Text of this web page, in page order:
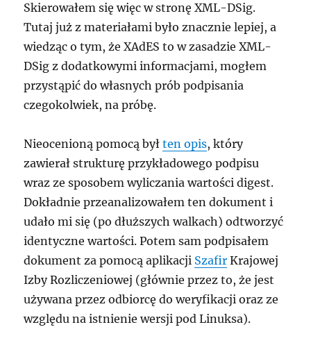
Skierowałem się więc w stronę XML-DSig.
Tutaj już z materiałami było znacznie lepiej, a
wiedząc o tym, że XAdES to w zasadzie XML-
DSig z dodatkowymi informacjami, mogłem
przystąpić do własnych prób podpisania
czegokolwiek, na próbę.
Nieocenioną pomocą byłten opis, który
zawierał strukturę przykładowego podpisu
wraz ze sposobem wyliczania wartości digest.
Dokładnie przeanalizowałem ten dokument i
udało mi się (po dłuższych walkach) odtworzyć
identyczne wartości. Potem sam podpisałem
dokument za pomocą aplikacji Szafir Krajowej
Izby Rozliczeniowej (głównie przez to, że jest
używana przez odbiorcę do weryfikacji oraz ze
względu na istnienie wersji pod Linuksa).